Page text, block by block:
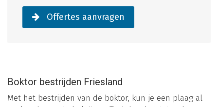
Offertes aanvragen
Boktor bestrijden Friesland
Met het bestrijden van de boktor, kun je een plaag al